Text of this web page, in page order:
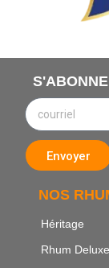
Envoyer
NOS
Héritage
Rhum Deluxe